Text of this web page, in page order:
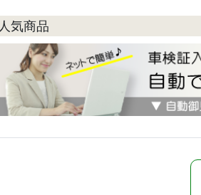
人気商品